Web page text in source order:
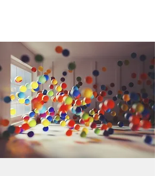
races and favourite animals; lions,
dogs and even pigeons. My features
shouldn’t define me, or give me a title
and underline me. Flying like a bird in
the sky, I feel free and that is no lie!
Your differences make you, YOU. We
can’t help our differences and that is
the truth. Different colour, different